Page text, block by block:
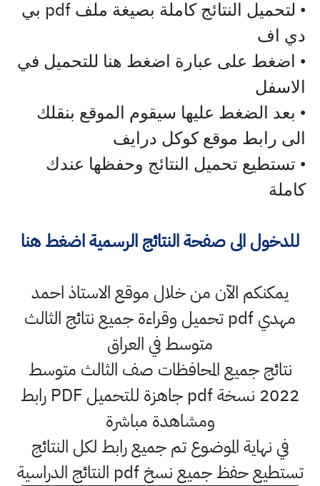
• لتحميل النتائج كاملة بصيغة ملف pdf بي
دي اف
• اضغط على عبارة اضغط هنا للتحميل في
الاسفل
• بعد الضغط عليها سيقوم الموقع بنقلك
الى رابط موقع كوكل درايف
• تستطيع تحميل النتائج وحفظها عندك
كاملة
للدخول الى صفحة النتائج الرسمية اضغط هنا
يمكنكم الآن من خلال موقع الاستاذ احمد
مهدي pdf تحميل وقراءة جميع نتائج الثالث
متوسط في العراق
نتائج جميع المحافظات صف الثالث متوسط
2022 نسخة pdf جاهزة للتحميل PDF رابط
ومشاهدة مباشرة
في نهاية الموضوع تم جميع رابط لكل النتائج
تستطيع حفظ جميع نسخ pdf النتائج الدراسية